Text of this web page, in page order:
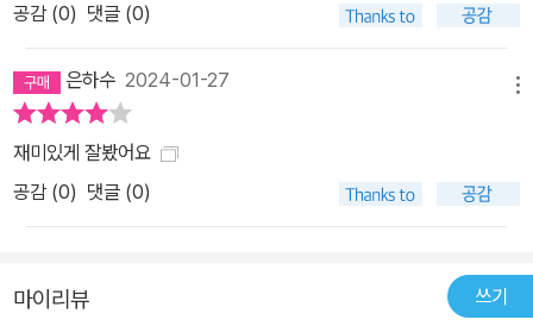
공감 (0) 댓글 (0)
은하수 2024-01-27
재미있게 잘봤어요
공감 (0) 댓글 (0)
마이리뷰 쓰기